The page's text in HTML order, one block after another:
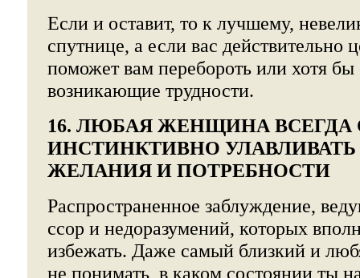
Если и оставит, то к лучшему,
спутнице, а если вас действительно
поможет вам перебороть или хотя бы
возникающие трудности.
16. ЛЮБАЯ ЖЕНЩИНА
ИНСТИНКТИВНО
ЖЕЛАНИЯ И ПОТРЕБНОСТИ
Распространенное заблуждение,
ссор и недоразумений, которых
избежать. Даже самый близкий и
не понимать, в каком состоянии ты